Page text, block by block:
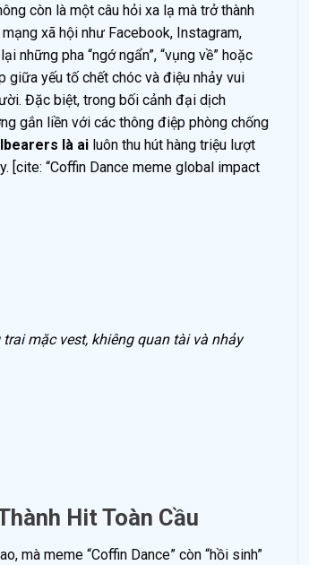
còn là một câu hỏi xa lạ mà trở thành
xã hội như Facebook, Instagram,
pha “ngớ ngẩn”, “vụng về” hoặc
giữa yếu tố chết chóc và điệu nhảy vui
Đặc biệt, trong bối cảnh đại dịch
gắn liền với các thông điệp phòng chống
là ai luôn thu hút hàng triệu lượt
[cite: “Coffin Dance meme global impact
mặc vest, khiêng quan tài và nhảy
Hit Toàn Cầu
mà meme “Coffin Dance” còn “hồi sinh”